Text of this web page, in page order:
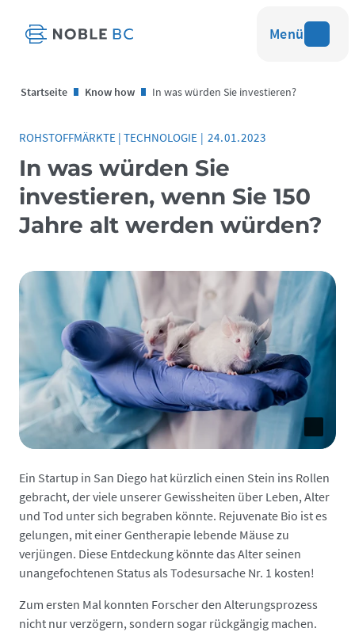
Menü
Startseite Know how In was würden Sie investieren?
ROHSTOFFMÄRKTE | TECHNOLOGIE | 24.01.2023
In was würden Sie
investieren, wenn Sie 150
Jahre alt werden würden?
Ein Startup in San Diego hat kürzlich einen Stein ins Rollen
gebracht, der viele unserer Gewissheiten über Leben, Alter
und Tod unter sich begraben könnte. Rejuvenate Bio ist es
gelungen, mit einer Gentherapie lebende Mäuse zu
verjüngen. Diese Entdeckung könnte das Alter seinen
unangefochtenen Status als Todesursache Nr. 1 kosten!
Zum ersten Mal konnten Forscher den Alterungsprozess
nicht nur verzögern, sondern sogar rückgängig machen.